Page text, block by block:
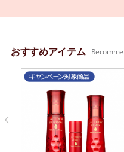
おすすめアイテム